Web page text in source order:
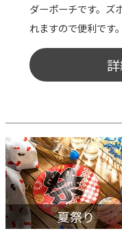
同じ様にキレイなプ
ントノベルティに人
夏祭り